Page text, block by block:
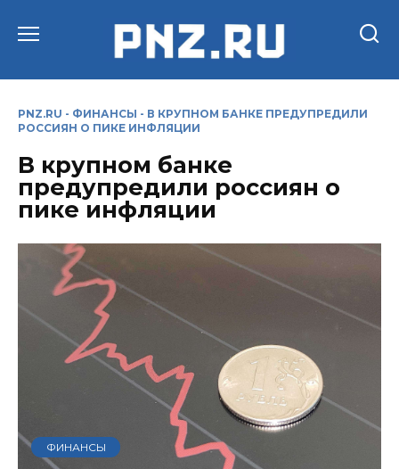
PNZ.RU - ФИНАНСЫ - В КРУПНОМ БАНКЕ ПРЕДУПРЕДИЛИ
РОССИЯН О ПИКЕ ИНФЛЯЦИИ
В крупном банке
предупредили россиян о
пике инфляции
ФИНАНСЫ